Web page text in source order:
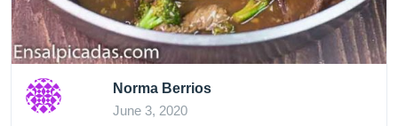
Norma Berrios
June 3, 2020